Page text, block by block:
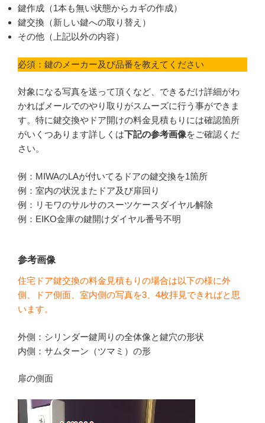
鍵作成（1本も無い状態からカギの作成）
鍵交換（新しい鍵への取り替え）
その他（上記以外の内容）
必須：鍵のメーカー及び品番を教えてください
対象になる写真を送って頂くなど、できるだけ詳細がわ
かればメールでのやり取りがスムーズに行う事ができま
す。特に鍵交換やドア開けの料金見積もりには確認箇所
がいくつあります詳しくは下記の参考画像をご確認くだ
さい。
例：MIWAのLAが付いてるドアの鍵交換を1箇所
例：室内の状況またドア及び扉回り
例：リモワのサルサのスーツケースダイヤル解除
例：EIKO金庫の鍵開けダイヤル番号不明
参考画像
住宅ドア鍵交換の料金見積もりの場合は以下の様に外
側、ドア側面、室内側の写真を3、4枚拝見できればと思
います。
外側：シリンダー鍵周りの全体像と鍵穴の形状
内側：サムターン（ツマミ）の形
扉の側面